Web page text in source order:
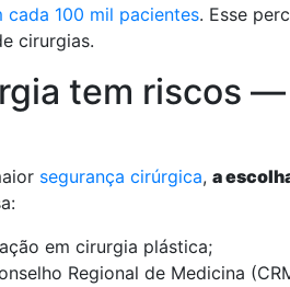
cada 100 mil pacientes. Esse
cirurgias.
tem riscos
segurança cirúrgica, a
em cirurgia plástica;
Regional de Medicina